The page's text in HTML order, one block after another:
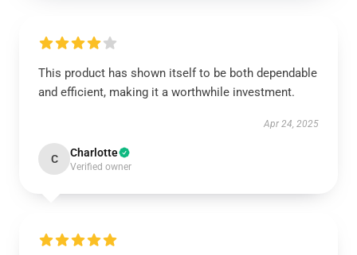
This product has shown itself to be both dependable
and efficient, making it a worthwhile investment.
Apr 24, 2025
C Charlotte
Verified owner